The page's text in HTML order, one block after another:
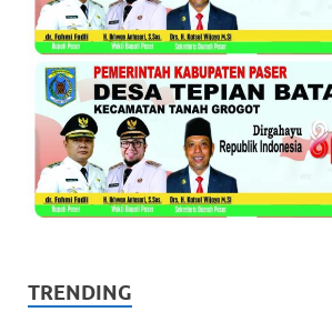
TRENDING